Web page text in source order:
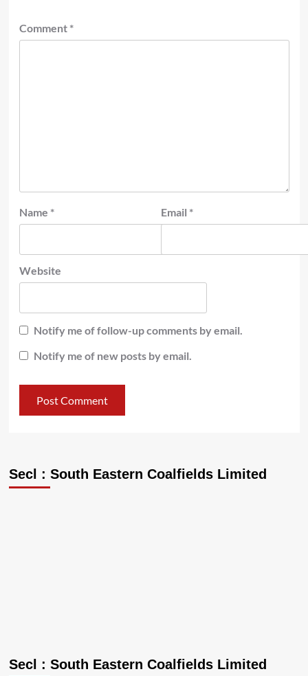
Comment *
Name * Email *
Website
Notify me of follow-up comments by email.
Notify me of new posts by email.
Secl : South Eastern Coalfields Limited
Secl : South Eastern Coalfields Limited